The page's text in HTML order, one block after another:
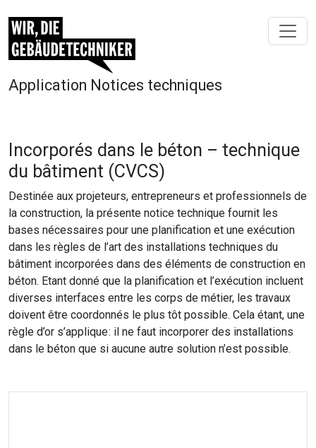
Application Notices techniques
Incorporés dans le béton – technique
du bâtiment (CVCS)
Destinée aux projeteurs, entrepreneurs et professionnels de
la construction, la présente notice technique fournit les
bases nécessaires pour une planification et une exécution
dans les règles de l’art des installations techniques du
bâtiment incorporées dans des éléments de construction en
béton. Etant donné que la planification et l’exécution incluent
diverses interfaces entre les corps de métier, les travaux
doivent être coordonnés le plus tôt possible. Cela étant, une
règle d’or s’applique : il ne faut incorporer des installations
dans le béton que si aucune autre solution n’est possible.